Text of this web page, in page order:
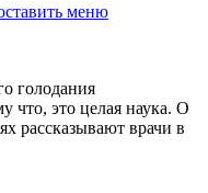
меню
голодания
что, это целая наука. О
рассказывают врачи в